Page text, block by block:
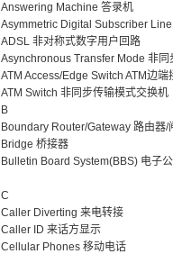
Answering Machine 答录机
Asymmetric Digital Subscriber
ADSL 非对称式数字用户回路
Asynchronous Transfer Mode 非同
ATM Access/Edge Switch ATM边端
ATM Switch 非同步传输模式交换机
B
Boundary Router/Gateway 路由器/
Bridge 桥接器
Bulletin Board System(BBS) 电子
C
Caller Diverting 来电转接
Caller ID 来话方显示
Cellular Phones 移动电话